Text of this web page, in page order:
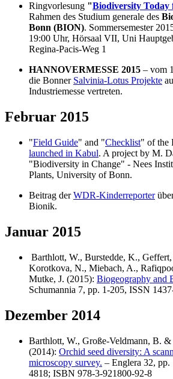
Ringvorlesung "Biodiversity
Rahmen des Studium generale des
Bonn (BION). Sommersemester
19:00 Uhr, Hörsaal VII, Uni
Regina-Pacis-Weg 1
HANNOVERMESSE 2015 – vom
die Bonner Salvinia-Lotus Projekte
Industriemesse vertreten.
Februar 2015
"Field Guide" and "Checklist" of the
launched in Kabul. A project by M.
"Biodiversity in Change" - Nees
Plants, University of Bonn.
Beitrag derWDR-Kinderreporter
Bionik.
Januar 2015
Barthlott, W., Burstedde, K.,
Korotkova, N., Miebach, A.,
Mutke, J. (2015): Biogeography and
Schumannia 7, pp. 1-205, ISSN
Dezember 2014
Barthlott, W., Große-Veldmann, B.
(2014): Orchid seed diversity: A
microscopy survey. – Englera 32,
4818; ISBN 978-3-921800-92-8